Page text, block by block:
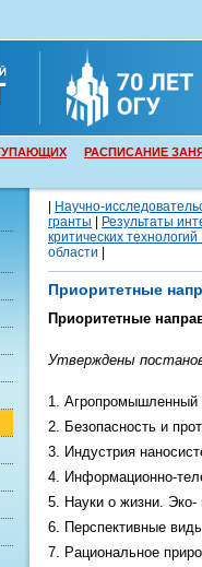
РАСПИСАНИЕ
Научно-
гранты
Результаты
критических
области
Приоритетные
Приоритетные
Утверждены
1. Агропромышленный
2. Безопасность и
3. Индустрия
4. Информационно-
5. Науки о жизни. Эко-
6. Перспективные
7. Рациональное